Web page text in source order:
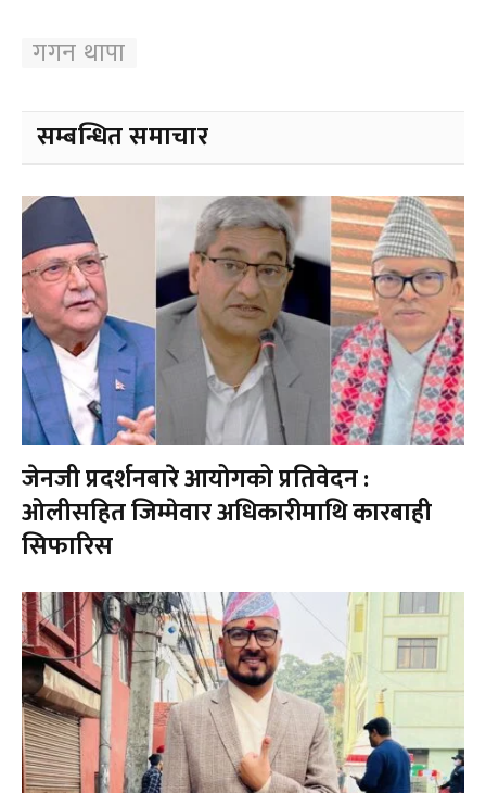
गगन थापा
सम्बन्धित समाचार
जेनजी प्रदर्शनबारे आयोगको प्रतिवेदन :
ओलीसहित जिम्मेवार अधिकारीमाथि कारबाही
सिफारिस